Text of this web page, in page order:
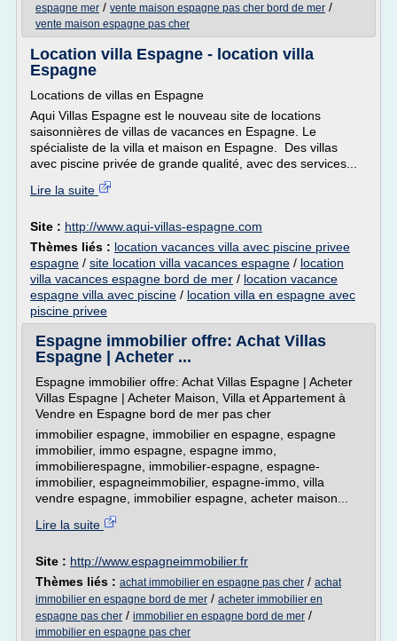
espagne mer / vente maison espagne pas cher bord de mer /
vente maison espagne pas cher
Location villa Espagne - location villa
Espagne
Locations de villas en Espagne
Aqui Villas Espagne est le nouveau site de locations
saisonnières de villas de vacances en Espagne. Le
spécialiste de la villa et maison en Espagne. Des villas
avec piscine privée de grande qualité, avec des services...
Lire la suite
Site : http://www.aqui-villas-espagne.com
Thèmes liés : location vacances villa avec piscine privee
espagne / site location villa vacances espagne / location
villa vacances espagne bord de mer / location vacance
espagne villa avec piscine / location villa en espagne avec
piscine privee
Espagne immobilier offre: Achat Villas
Espagne | Acheter ...
Espagne immobilier offre: Achat Villas Espagne | Acheter
Villas Espagne | Acheter Maison, Villa et Appartement à
Vendre en Espagne bord de mer pas cher
immobilier espagne, immobilier en espagne, espagne
immobilier, immo espagne, espagne immo,
immobilierespagne, immobilier-espagne, espagne-
immobilier, espagneimmobilier, espagne-immo, villa
vendre espagne, immobilier espagne, acheter maison...
Lire la suite
Site : http://www.espagneimmobilier.fr
Thèmes liés : achat immobilier en espagne pas cher / achat
immobilier en espagne bord de mer / acheter immobilier en
espagne pas cher / immobilier en espagne bord de mer /
immobilier en espagne pas cher